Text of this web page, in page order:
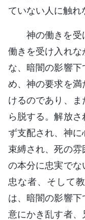
ていない人に触れ
神の働きを受
働きを受け入れ
な、暗闇の影響下
め、神の要求を
けるのであり、
ら脱する。解放
ず支配され、神に
束縛され、死の
の本分に忠実で
忠な者、そして
は、暗闇の影響
意にかき乱す者、